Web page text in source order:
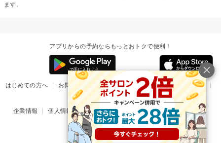
ます。
アプリからの予約ならもっとおトクで便利！
はじめての方へ お問い合わせ ヘルプ リリース情報
利用規約
掲載ご希望のサロン様
企業情報 個人情報保護方針 楽天のサービス一覧 アプリ一覧
© Rakuten Group, Inc.